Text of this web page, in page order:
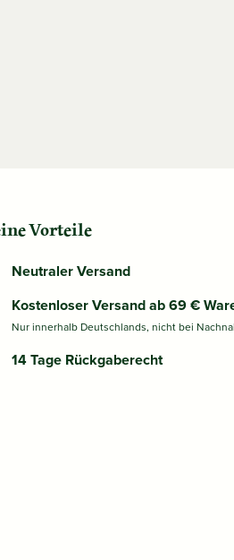
Vorteile
Neutraler Versand
Kostenloser Versand ab 69 €
Nur innerhalb Deutschlands, nicht bei
14 Tage Rückgaberecht